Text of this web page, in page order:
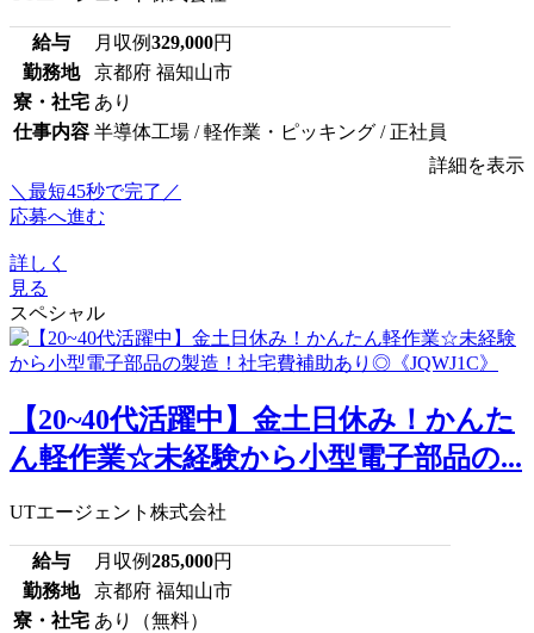
給与 月収例329,000円
勤務地
京都府 福知山市
寮・社宅 あり
仕事内容 半導体工場 / 軽作業・ピッキング / 正社員
詳細を表示
＼最短45秒で完了／
応募へ進む
詳しく
見る
スペシャル
【20~40代活躍中】金土日休み！かんた
ん軽作業☆未経験から小型電子部品の...
UTエージェント株式会社
給与 月収例285,000円
勤務地
京都府 福知山市
寮・社宅 あり（無料）